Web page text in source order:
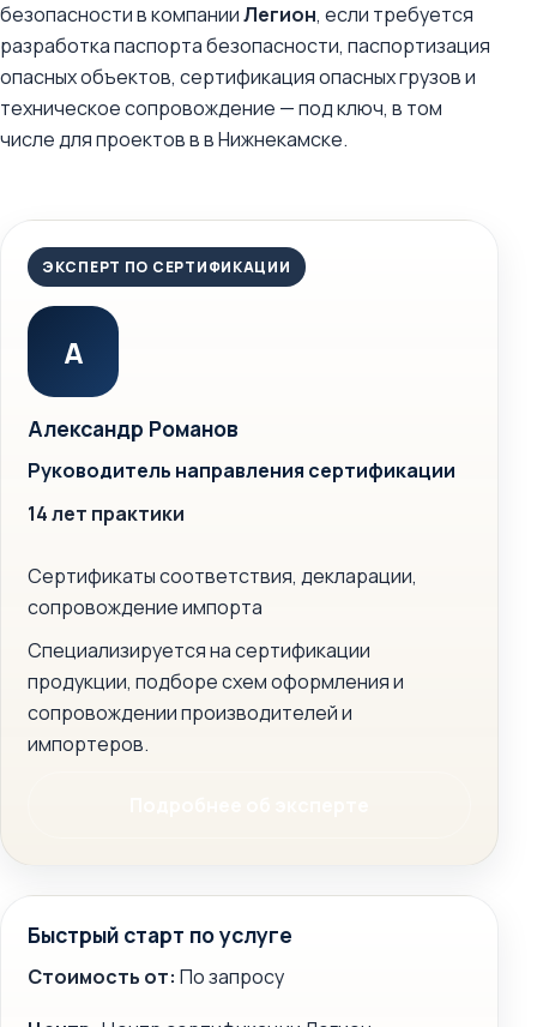
безопасности в компанииЛегион, если требуется
разработка паспорта безопасности, паспортизация
опасных объектов, сертификация опасных грузов и
техническое сопровождение — под ключ, в том
числе для проектов в в Нижнекамске.
ЭКСПЕРТ ПО СЕРТИФИКАЦИИ
А
Александр Романов
Руководитель направления сертификации
14 лет практики
Сертификаты соответствия, декларации,
сопровождение импорта
Специализируется на сертификации
продукции, подборе схем оформления и
сопровождении производителей и
импортеров.
Быстрый старт по услуге
Стоимость от: По запросу